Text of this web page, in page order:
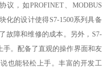
，如PROFINET、MODBUS
化的设计使得S7-1500系列具备
故障和维修的成本。另外，S7-
手。配备了直观的操作界面和友
也能轻松上手。丰富的开发工